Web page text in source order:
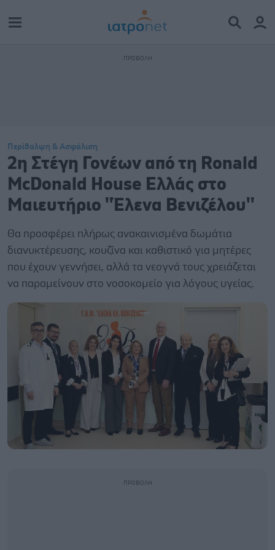
Περίθαλψη & Ασφάλιση
2η Στέγη Γονέων από τη Ronald
McDonald House Ελλάς στο
Μαιευτήριο ''Έλενα Βενιζέλου''
Θα προσφέρει πλήρως ανακαινισμένα δωμάτια
διανυκτέρευσης, κουζίνα και καθιστικό για μητέρες
που έχουν γεννήσει, αλλά τα νεογνά τους χρειάζεται
να παραμείνουν στο νοσοκομείο για λόγους υγείας.